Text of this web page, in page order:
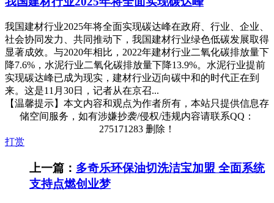
我国建材行业2025年将全面实现碳达峰在政府、行业、企业、
社会协同发力、共同推动下，我国建材行业绿色低碳发展取得
显著成效。与2020年相比，2022年建材行业二氧化碳排放量下
降7.6%，水泥行业二氧化碳排放量下降13.9%。水泥行业提前
实现碳达峰已成为现实，建材行业迈向碳中和的时代正在到
来。这是11月30日，记者从在京召...
【温馨提示】本文内容和观点为作者所有，本站只提供信息存
储空间服务，如有涉嫌抄袭/侵权/违规内容请联系QQ：
275171283 删除！
打赏
上一篇： 多奇乐环保油切洗洁宝加盟 全面系统
支持点燃创业梦